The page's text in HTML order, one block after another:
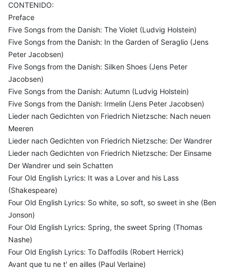
CONTENIDO:
Preface
Five Songs from the Danish: The Violet (Ludvig Holstein)
Five Songs from the Danish: In the Garden of Seraglio (Jens
Peter Jacobsen)
Five Songs from the Danish: Silken Shoes (Jens Peter
Jacobsen)
Five Songs from the Danish: Autumn (Ludvig Holstein)
Five Songs from the Danish: Irmelin (Jens Peter Jacobsen)
Lieder nach Gedichten von Friedrich Nietzsche: Nach neuen
Meeren
Lieder nach Gedichten von Friedrich Nietzsche: Der Wandrer
Lieder nach Gedichten von Friedrich Nietzsche: Der Einsame
Der Wandrer und sein Schatten
Four Old English Lyrics: It was a Lover and his Lass
(Shakespeare)
Four Old English Lyrics: So white, so soft, so sweet in she (Ben
Jonson)
Four Old English Lyrics: Spring, the sweet Spring (Thomas
Nashe)
Four Old English Lyrics: To Daffodils (Robert Herrick)
Avant que tu ne t' en ailles (Paul Verlaine)